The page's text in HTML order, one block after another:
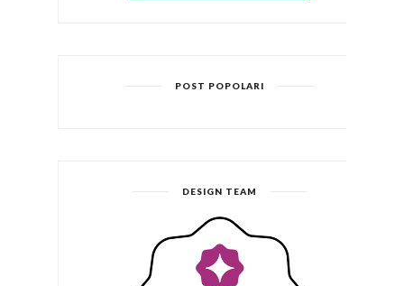
POST POPOLARI
DESIGN TEAM